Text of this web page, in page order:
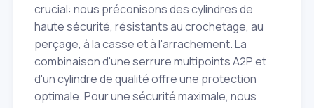
crucial: nous préconisons des cylindres de
haute sécurité, résistants au crochetage, au
perçage, à la casse et à l'arrachement. La
combinaison d'une serrure multipoints A2P et
d'un cylindre de qualité offre une protection
optimale. Pour une sécurité maximale, nous